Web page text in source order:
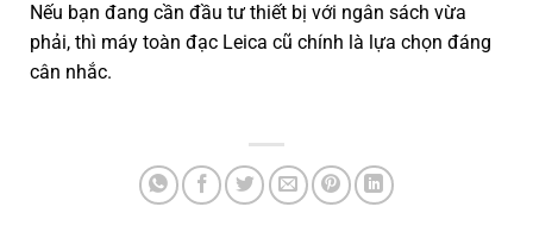
Nếu bạn đang cần đầu tư thiết bị với ngân sách vừa
phải, thì máy toàn đạc Leica cũ chính là lựa chọn đáng
cân nhắc.